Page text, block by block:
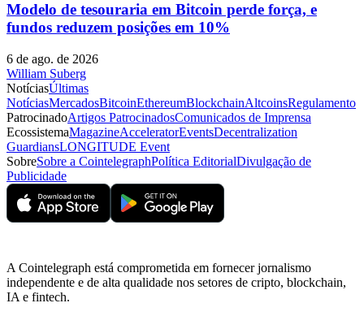
Modelo de tesouraria em Bitcoin perde força, e
fundos reduzem posições em 10%
6 de ago. de 2026
William Suberg
NotíciasÚltimas
NotíciasMercadosBitcoinEthereumBlockchainAltcoinsRegulamento
PatrocinadoArtigos PatrocinadosComunicados de Imprensa
EcossistemaMagazineAcceleratorEventsDecentralization
GuardiansLONGITUDE Event
SobreSobre a CointelegraphPolítica EditorialDivulgação de
Publicidade
A Cointelegraph está comprometida em fornecer jornalismo
independente e de alta qualidade nos setores de cripto, blockchain,
IA e fintech.